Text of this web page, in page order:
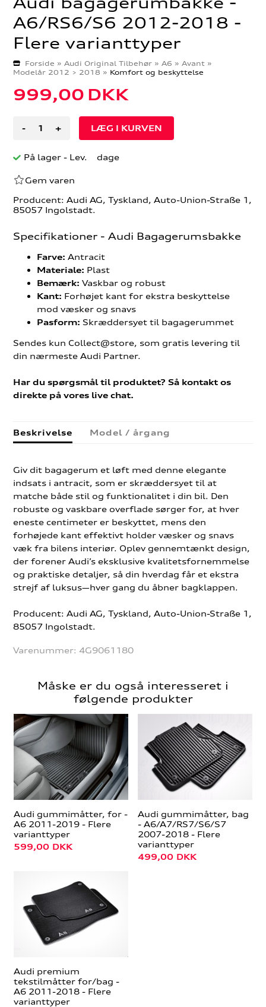
A6/RS6/S6 2012-2018 -
Flere varianttyper
Forside »Audi Original Tilbehør »A6 »Avant »
Modelår 2012 > 2018 » Komfort og beskyttelse
999,00 DKK
- +
På lager- Lev. dage
Gem varen
Producent: Audi AG, Tyskland, Auto-Union-Straße 1,
85057 Ingolstadt.
Specifikationer - Audi Bagagerumsbakke
Farve: Antracit
Materiale: Plast
Bemærk:Vaskbar og robust
Kant: Forhøjet kant for ekstra beskyttelse
mod væsker og snavs
Pasform: Skræddersyet til bagagerummet
Sendes kun Collect@store, som gratis levering til
din nærmeste Audi Partner.
Har du spørgsmål til produktet? Så kontakt os
direkte på vores live chat.
Beskrivelse Model / årgang
Giv dit bagagerum et løft med denne elegante
indsats i antracit, som er skræddersyet til at
matche både stil og funktionalitet i din bil. Den
robuste og vaskbare overflade sørger for, at hver
eneste centimeter er beskyttet, mens den
forhøjede kant effektivt holder væsker og snavs
væk fra bilens interiør. Oplev gennemtænkt design,
der forener Audi’s eksklusive kvalitetsfornemmelse
og praktiske detaljer, så din hverdag får et ekstra
strejf af luksus—hver gang du åbner bagklappen.
Producent: Audi AG, Tyskland, Auto-Union-Straße 1,
85057 Ingolstadt.
Varenummer:4G9061180
Måske er du også interesseret i
følgende produkter
Audi gummimåtter, for -
A6 2011-2019 - Flere
varianttyper
599,00 DKK
Audi gummimåtter, bag
- A6/A7/RS7/S6/S7
2007-2018 - Flere
varianttyper
499,00 DKK
Audi premium
tekstilmåtter for/bag -
A6 2011-2018 - Flere
varianttyper